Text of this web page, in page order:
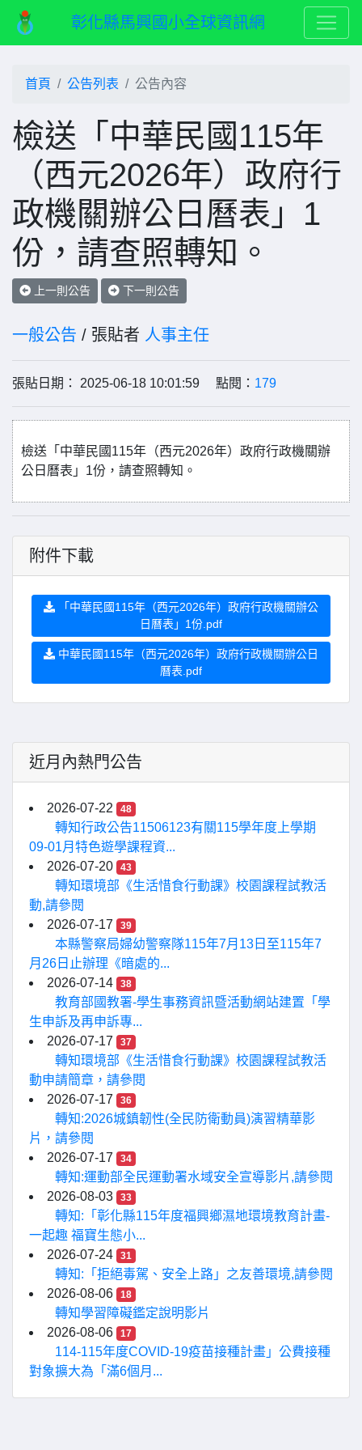
彰化縣馬興國小全球資訊網
首頁 公告列表 公告內容
檢送「中華民國115年
（西元2026年）政府行
政機關辦公日曆表」1
份，請查照轉知。
上一則公告 下一則公告
一般公告 / 張貼者 人事主任
張貼日期： 2025-06-18 10:01:59 點閱： 179
檢送「中華民國115年（西元2026年）政府行政機關辦
公日曆表」1份，請查照轉知。
附件下載
「中華民國115年（西元2026年）政府行政機關辦公
日曆表」1份.pdf
中華民國115年（西元2026年）政府行政機關辦公日
曆表.pdf
近月內熱門公告
2026-07-22 48
轉知行政公告11506123有關115學年度上學期
09-01月特色遊學課程資...
2026-07-20
43
轉知環境部《生活惜食行動課》校園課程試教活
動,請參閱
2026-07-17
39
本縣警察局婦幼警察隊115年7月13日至115年7
月26日止辦理《暗處的...
2026-07-14
38
教育部國教署-學生事務資訊暨活動網站建置「學
生申訴及再申訴專...
2026-07-17
37
轉知環境部《生活惜食行動課》校園課程試教活
動申請簡章，請參閱
2026-07-17
36
轉知:2026城鎮韌性(全民防衛動員)演習精華影
片，請參閱
2026-07-17
34
轉知:運動部全民運動署水域安全宣導影片,請參閱
2026-08-03
33
轉知:「彰化縣115年度福興鄉濕地環境教育計畫-
一起趣 福寶生態小...
2026-07-24
31
轉知:「拒絕毒駕、安全上路」之友善環境,請參閱
2026-08-06
18
轉知學習障礙鑑定說明影片
2026-08-06
17
114-115年度COVID-19疫苗接種計畫」公費接種
對象擴大為「滿6個月...